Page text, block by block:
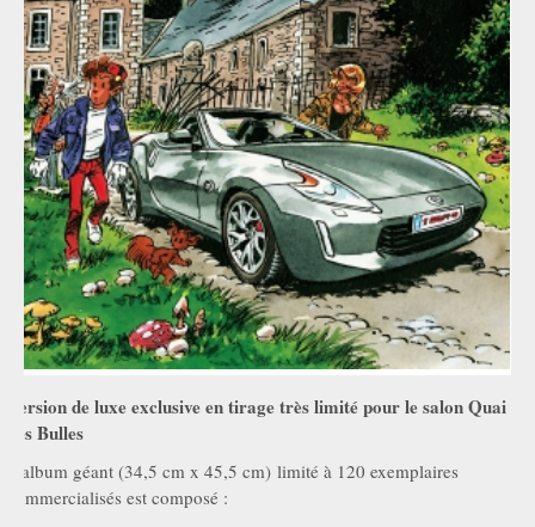
Version de luxe exclusive en tirage très limité pour le salon Quai
des Bulles
L'album géant (34,5 cm x 45,5 cm) limité à 120 exemplaires
commercialisés est composé :